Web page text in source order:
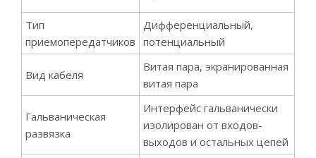
Тип
приемопередатчиков
Дифференциальный,
потенциальный
Вид кабеля
Витая пара, экранированная
витая пара
Гальваническая
развязка
Интерфейс гальванически
изолирован от входов-
выходов и остальных цепей